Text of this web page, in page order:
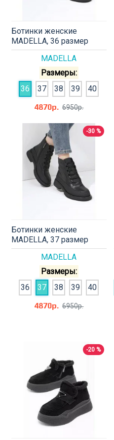
MADELLA
Ботинки женские
MADELLA, 36 размер
Размеры:
36
37 38 39
40
4870р. 6950р.
-30 %
MADELLA
Ботинки женские
MADELLA, 37 размер
Размеры:
36
37 38 39
40
4870р. 6950р.
-20 %